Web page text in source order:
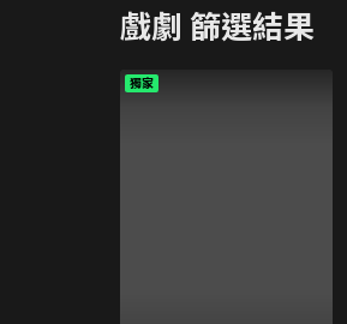
戲劇 篩選結果
獨家